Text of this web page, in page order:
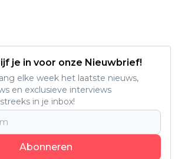
je in voor onze Nieuwbrief!
elke week het laatste nieuws,
en exclusieve interviews
in je inbox!
Abonneren